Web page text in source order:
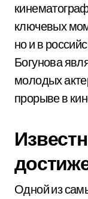
ключевых
но и в
Богунова
молодых
прорыве в
Одной из